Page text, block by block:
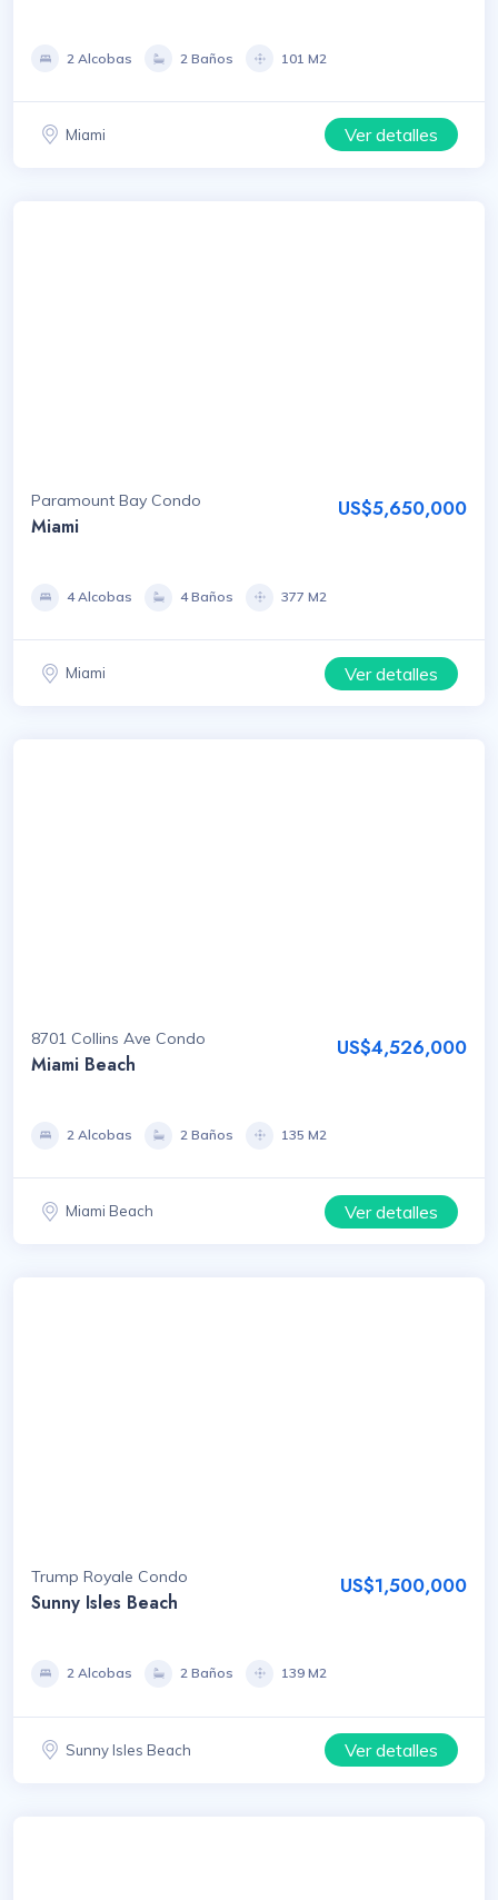
2 Alcobas 2 Baños 101 M2
Miami Ver detalles
Paramount Bay Condo
Miami
US$5,650,000
4 Alcobas 4 Baños 377 M2
Miami Ver detalles
8701 Collins Ave Condo
Miami Beach
US$4,526,000
2 Alcobas 2 Baños 135 M2
Miami Beach Ver detalles
Trump Royale Condo
Sunny Isles Beach
US$1,500,000
2 Alcobas 2 Baños 139 M2
Sunny Isles Beach Ver detalles